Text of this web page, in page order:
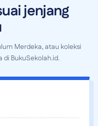
jenjang
Merdeka, atau koleksi
di BukuSekolah.id.